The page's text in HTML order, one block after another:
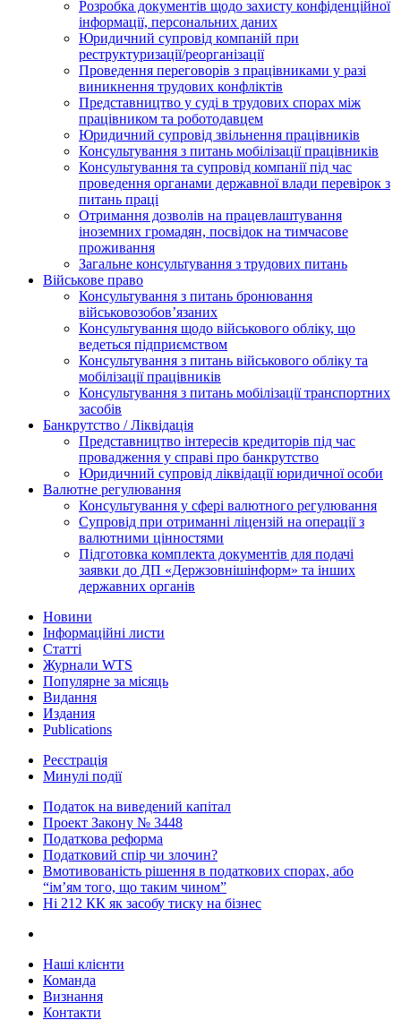
Розробка документів щодо захисту конфіденційної
інформації, персональних даних
Юридичний супровід компаній при
реструктуризації/реорганізації
Проведення переговорів з працівниками у разі
виникнення трудових конфліктів
Представництво у суді в трудових спорах між
працівником та роботодавцем
Юридичний супровід звільнення працівників
Консультування з питань мобілізації працівників
Консультування та супровід компанії під час
проведення органами державної влади перевірок з
питань праці
Отримання дозволів на працевлаштування
іноземних громадян, посвідок на тимчасове
проживання
Загальне консультування з трудових питань
Військове право
Консультування з питань бронювання
військовозобов’язаних
Консультування щодо військового обліку, що
ведеться підприємством
Консультування з питань військового обліку та
мобілізації працівників
Консультування з питань мобілізації транспортних
засобів
Банкрутство / Ліквідація
Представництво інтересів кредиторів під час
провадження у справі про банкрутство
Юридичний супровід ліквідації юридичної особи
Валютне регулювання
Консультування у сфері валютного регулювання
Супровід при отриманні ліцензій на операції з
валютними цінностями
Підготовка комплекта документів для подачі
заявки до ДП «Держзовнішінформ» та інших
державних органів
Новини
Інформаційні листи
Статті
Журнали WTS
Популярне за місяць
Видання
Издания
Publications
Реєстрація
Минулі події
Податок на виведений капітал
Проект Закону № 3448
Податкова реформа
Податковий спір чи злочин?
Вмотивованість рішення в податкових спорах, або
“ім’ям того, що таким чином”
Ні 212 КК як засобу тиску на бізнес
Наші клієнти
Команда
Визнання
Контакти